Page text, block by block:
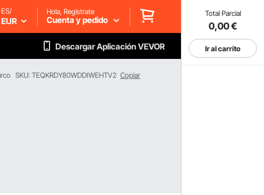
Total Parcial
0,00€
Ir al carrito
ES/
EUR
Hola, Regístrate
Cuenta y pedido
Descargar Aplicación VEVOR
SKU: TEQKRDY80WDDIWEHTV2 Copiar